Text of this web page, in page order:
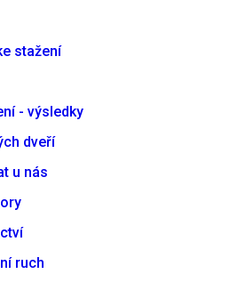
stažení
- výsledky
dveří
u nás
ruch